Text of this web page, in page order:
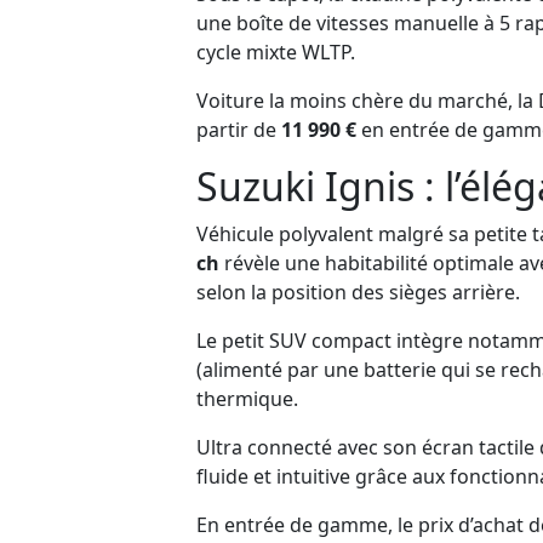
une boîte de vitesses manuelle à 5
cycle mixte WLTP.
Voiture la moins chère du marché, la
partir de 11 990 € en entrée de
Suzuki Ignis :
Véhicule polyvalent malgré sa petite
ch révèle une habitabilité optimale
selon la position des sièges arrière.
Le petit SUV compact intègre
(alimenté par une batterie qui se
thermique.
Ultra connecté avec son écran
fluide et intuitive grâce aux
En entrée de gamme, le prix d’achat